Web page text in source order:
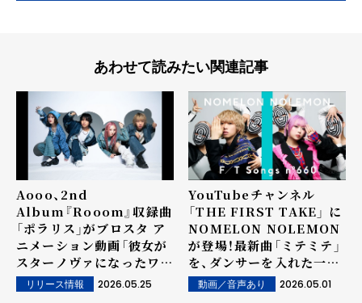
あわせて読みたい関連記事
Aooo、2nd
Album『Rooom』収録曲
「ポラリス」がブロスタ ア
ニメーション動画「彼女が
スターノヴァになったワ
ケ」テーマソングに決定
リリース情報 2026.05.25
YouTubeチャンネル
「THE FIRST TAKE」 に
NOMELON NOLEMON
が登場！最新曲「ミテミテ」
を、ダンサーを入れた一発
撮りでパフォーマンス！
動画／音声あり 2026.05.01